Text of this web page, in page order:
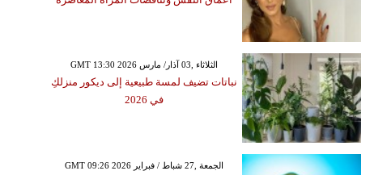
GMT 13:30 2026 الثلاثاء ,03 آذار/ مارس
نباتات تضيف لمسة طبيعية إلى ديكور منزلكِ
في 2026
GMT 09:26 2026 الجمعة ,27 شباط / فبراير